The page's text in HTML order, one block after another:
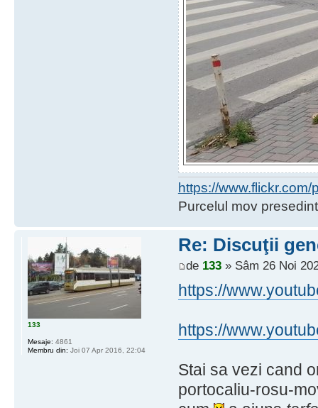
https://
Purcelul mov
Re: Discuţii
de 133» Sâm 26 Noi
https://
https://
Stai sa vezi cand
portocaliu-rosu-
133
Mesaje: 4861
Membru din: Joi 07 Apr 2016, 22:04